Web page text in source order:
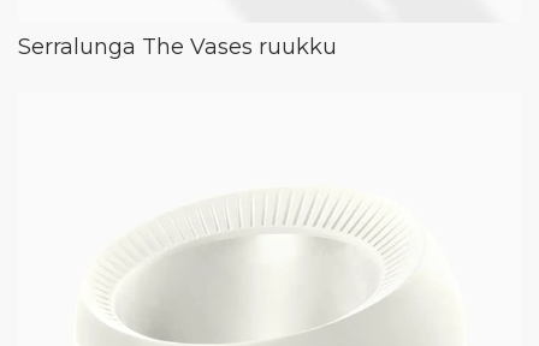
Serralunga The Vases ruukku